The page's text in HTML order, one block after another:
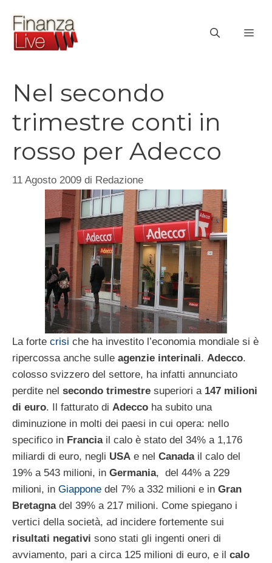
contenuto
Nel secondo
trimestre conti in
rosso per Adecco
11 Agosto 2009 di Redazione
La forte crisi che ha investito l’economia mondiale si è
ripercossa anche sulle agenzie interinali. Adecco.
colosso svizzero del settore, ha infatti annunciato
perdite nel secondo trimestre superiori a 147 milioni
di euro. Il fatturato di Adecco ha subito una
diminuzione in molti dei paesi in cui opera: nello
specifico in Franciail calo è stato del 34% a 1,176
miliardi di euro, negli USA e nel Canadail calo del
19% a 543 milioni, in Germania, del 44% a 229
milioni, in Giappone del 7% a 332 milioni e in Gran
Bretagnadel 39% a 217 milioni. Come spiegano i
vertici della società, ad incidere fortemente sui
risultati negativi sono stati gli ingenti oneri di
avviamento, pari a circa 125 milioni di euro, e il calo